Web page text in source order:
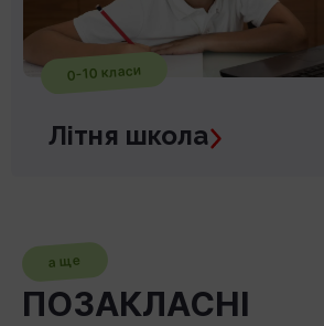
0-10 класи
Літня школа
а ще
ПОЗАКЛАСНІ